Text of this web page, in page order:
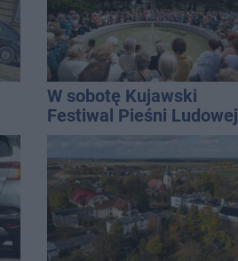
W sobotę Kujawski
Festiwal Pieśni Ludowej